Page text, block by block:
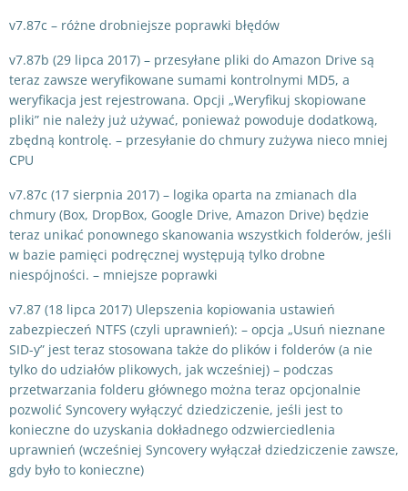
v7.87c – różne drobniejsze poprawki błędów
v7.87b (29 lipca 2017) – przesyłane pliki do Amazon Drive są
teraz zawsze weryfikowane sumami kontrolnymi MD5, a
weryfikacja jest rejestrowana. Opcji „Weryfikuj skopiowane
pliki” nie należy już używać, ponieważ powoduje dodatkową,
zbędną kontrolę. – przesyłanie do chmury zużywa nieco mniej
CPU
v7.87c (17 sierpnia 2017) – logika oparta na zmianach dla
chmury (Box, DropBox, Google Drive, Amazon Drive) będzie
teraz unikać ponownego skanowania wszystkich folderów, jeśli
w bazie pamięci podręcznej występują tylko drobne
niespójności. – mniejsze poprawki
v7.87 (18 lipca 2017) Ulepszenia kopiowania ustawień
zabezpieczeń NTFS (czyli uprawnień): – opcja „Usuń nieznane
SID-y” jest teraz stosowana także do plików i folderów (a nie
tylko do udziałów plikowych, jak wcześniej) – podczas
przetwarzania folderu głównego można teraz opcjonalnie
pozwolić Syncovery wyłączyć dziedziczenie, jeśli jest to
konieczne do uzyskania dokładnego odzwierciedlenia
uprawnień (wcześniej Syncovery wyłączał dziedziczenie zawsze,
gdy było to konieczne)